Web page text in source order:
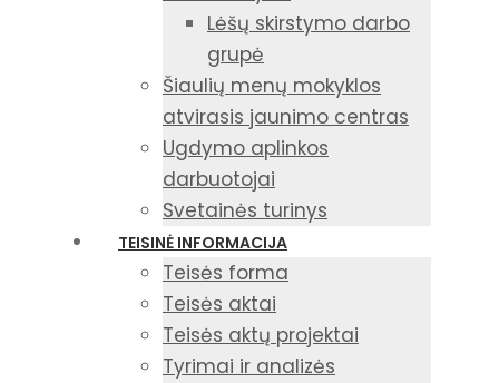
Lėšų skirstymo darbo
grupė
Šiaulių menų mokyklos
atvirasis jaunimo centras
Ugdymo aplinkos
darbuotojai
Svetainės turinys
TEISINĖ INFORMACIJA
Teisės forma
Teisės aktai
Teisės aktų projektai
Tyrimai ir analizės